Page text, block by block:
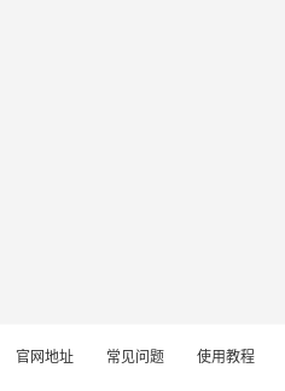
官网地址 常见问题 使用教程